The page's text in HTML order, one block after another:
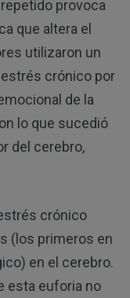
provoca
que altera el
utilizaron un
crónico por
de la
lo que sucedió
del cerebro,
crónico
(los primeros en
en el cerebro.
esta euforia no